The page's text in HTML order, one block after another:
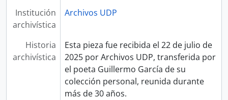
Institución
archivística
Archivos UDP
Historia
archivística
Esta pieza fue recibida el 22 de julio de
2025 por Archivos UDP, transferida por
el poeta Guillermo García de su
colección personal, reunida durante
más de 30 años.